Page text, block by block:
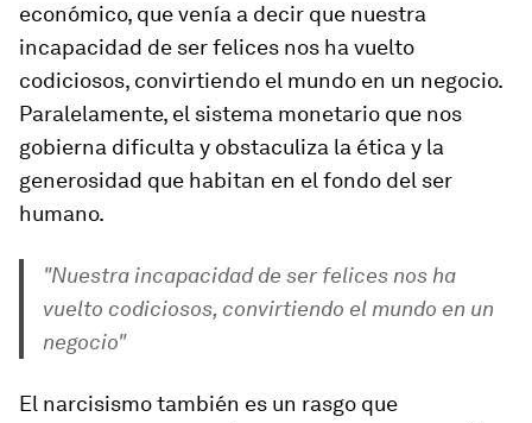
económico, que venía a decir que nuestra
incapacidad de ser felices nos ha vuelto
codiciosos, convirtiendo el mundo en un negocio.
Paralelamente, el sistema monetario que nos
gobierna dificulta y obstaculiza la ética y la
generosidad que habitan en el fondo del ser
humano.
"Nuestra incapacidad de ser felices nos ha
vuelto codiciosos, convirtiendo el mundo en un
negocio"
El narcisismo también es un rasgo que